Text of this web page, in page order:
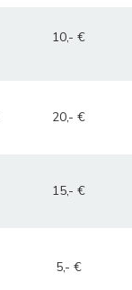
10,- €
20,- €
15,- €
5,- €